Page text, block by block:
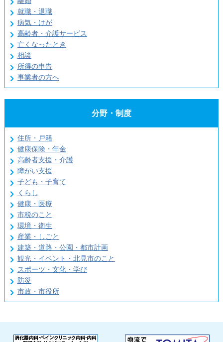
就職・退職
病気・けが
高齢者・介護サービス
亡くなったとき
相談
所得の申告
事業者の方へ
分野・制度
住所・戸籍
健康保険・年金
高齢者支援・介護
障がい支援
子ども・子育て
くらし
健康・医療
市税のこと
環境・衛生
産業・しごと
建築・道路・公園・都市計画
観光・イベント・北見市のこと
スポーツ・文化・学び
防災
市政・市役所